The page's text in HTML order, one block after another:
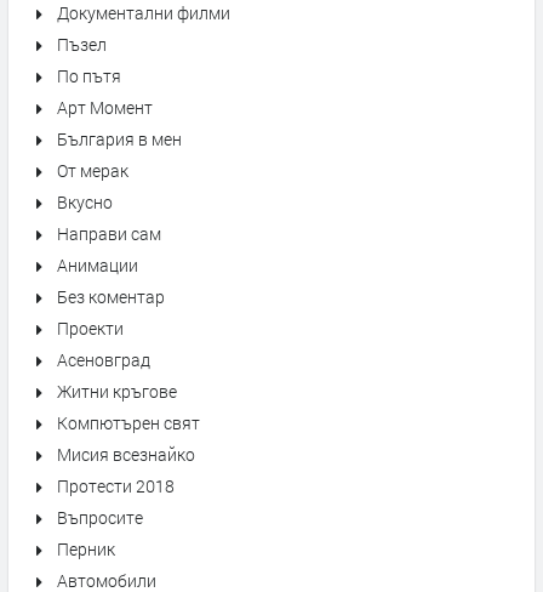
Документални филми
Пъзел
По пътя
Арт Момент
България в мен
От мерак
Вкусно
Направи сам
Анимации
Без коментар
Проекти
Асеновград
Житни кръгове
Компютърен свят
Мисия всезнайко
Протести 2018
Въпросите
Перник
Автомобили